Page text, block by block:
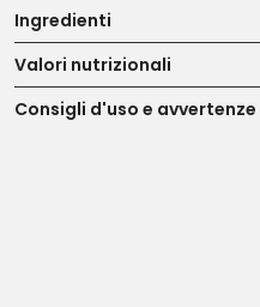
Ingredienti
Valori nutrizionali
Consigli d'uso e avvertenze